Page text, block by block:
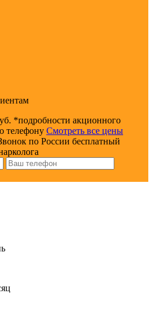
*подробности акционного
телефону Смотреть все цены
по России бесплатный